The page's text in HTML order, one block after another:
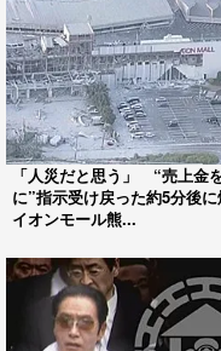
「人災だと思う」 “売上金
に”指示受け戻った約5分後
イオンモール熊...